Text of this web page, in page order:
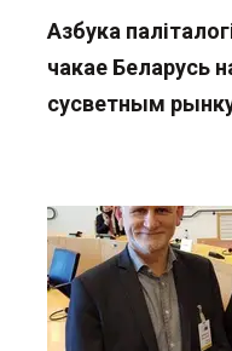
Азбука
чакае Беларусь
сусветным